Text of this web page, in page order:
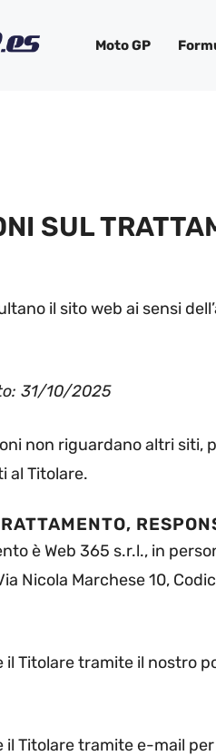
Moto GP
SUL
il sito web ai sensi
31/10/2025
non riguardano altri siti,
al Titolare.
è Web 365 s.r.l., in
Nicola Marchese 10,
il Titolare tramite il nostro
il Titolare tramite e-mail